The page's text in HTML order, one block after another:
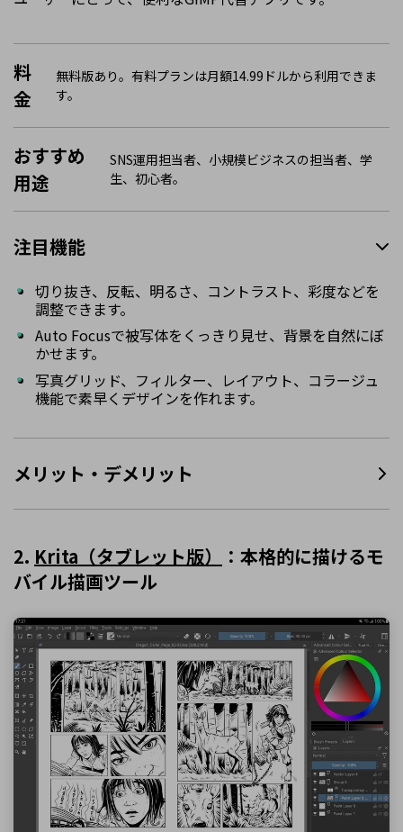
料
金
無料版あり。有料プランは月額14.99ドルから利用できま
す。
おすすめ
用途
SNS運用担当者、小規模ビジネスの担当者、学
生、初心者。
注目機能
切り抜き、反転、明るさ、コントラスト、彩度などを
調整できます。
Auto Focusで被写体をくっきり見せ、背景を自然にぼ
かせます。
写真グリッド、フィルター、レイアウト、コラージュ
機能で素早くデザインを作れます。
メリット・デメリット
2. Krita（タブレット版）
：本格的に描けるモ
バイル描画ツール